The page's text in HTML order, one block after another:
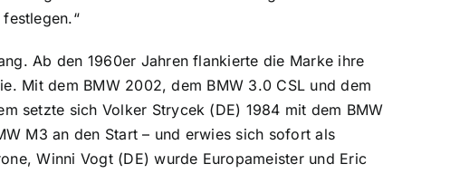
Ab den 1960er Jahren flankierte die Marke ihre
Mit dem BMW 2002, dem BMW 3.0 CSL und dem
setzte sich Volker Strycek (DE) 1984 mit dem BMW
M3 an den Start – und erwies sich sofort als
Winni Vogt (DE) wurde Europameister und Eric